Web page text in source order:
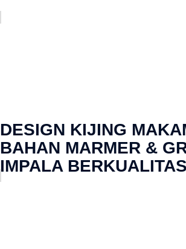
DESIGN KIJING
BAHAN MARMER &
IMPALA